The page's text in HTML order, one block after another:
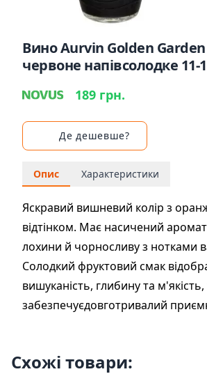
Вино Aurvin Golden
червоне напівсолодке 11-
189 грн.
Де дешевше?
Опис Характеристики
Яскравий вишневий колір з
відтінком. Має насичений
лохини й чорносливу з нотками
Солодкий фруктовий смак
вишуканість, глибину та
забезпечуєдовготривалий
Схожі товари: